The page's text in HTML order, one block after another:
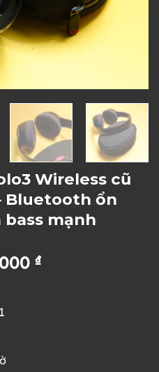
Wireless cũ
Bluetooth ổn
mạnh
₫.
₫Giá